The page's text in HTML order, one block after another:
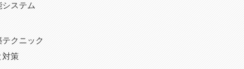
システム
クニック
対策